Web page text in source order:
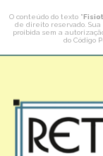
O conteúdo do texto "
de direito reservado. Sua
proibida sem a
do Código